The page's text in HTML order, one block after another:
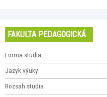
FAKULTA PEDAGOGICKÁ
Forma studia
Jazyk výuky
Rozsah studia